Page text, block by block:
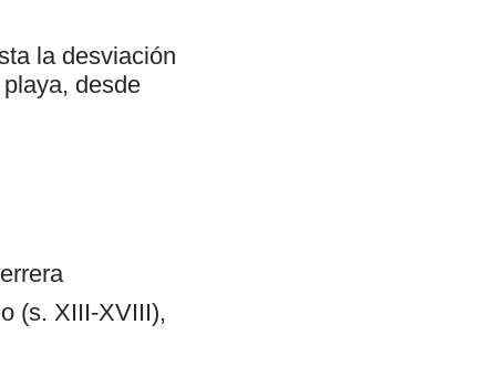
la desviación
desde
(s. XIII-XVIII),